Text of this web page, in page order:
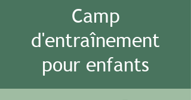
Camp
d'entraînement
pour enfants